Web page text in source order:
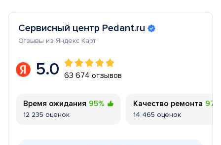
Сервисный центр Pedant.ru
Отзывы из Яндекс Карт
5.0 63 674 отзывов
Время ожидания 95%
12 235 оценок
Качество ремонта 97%
14 465 оценок